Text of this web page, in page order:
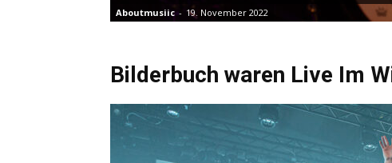
Aboutmusiic - 19. November 2022
Bilderbuch waren Live Im